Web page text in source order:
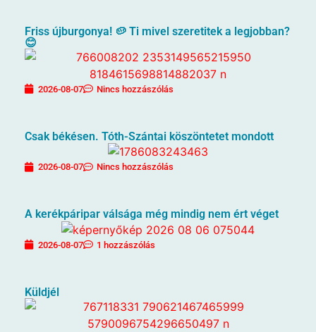
Friss újburgonya! 🥔 Ti mivel szeretitek a legjobban?
😊
2026-08-07 Nincs hozzászólás
Csak békésen. Tóth-Szántai köszöntetet mondott
2026-08-07 Nincs hozzászólás
A kerékpáripar válsága még mindig nem ért véget
2026-08-07 1 hozzászólás
Küldjél